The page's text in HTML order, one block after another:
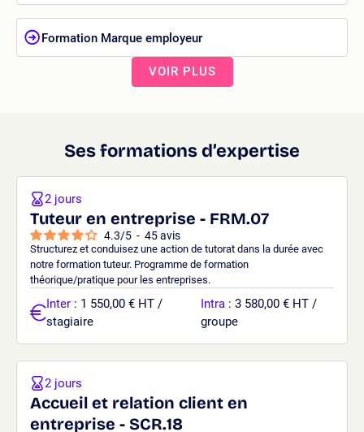
Formation Marque employeur
VOIR PLUS
Ses formations d’expertise
Tuteur en entreprise - FRM.07
4.3/5 - 45avis
Structurez et conduisez une action de tutorat dans la durée avec
notre formation tuteur. Programme de formation
théorique/pratique pour les entreprises.
2 jours
Inter : 1 550,00 € HT /
stagiaire
Intra : 3 580,00 € HT /
groupe
Accueil et relation client en
entreprise - SCR.18
2 jours